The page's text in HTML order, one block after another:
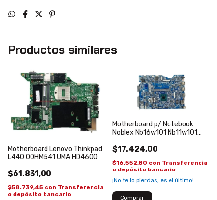
Productos similares
Motherboard Lenovo Thinkpad
L440 00HM541 UMA HD4600
$61.831,00
$58.739,45 con Transferencia
o depósito bancario
Motherboard p/ Notebook
Noblex Nb16w101 Nb11w101
$17.424,00
$16.552,80 con Transferencia
o depósito bancario
¡No te lo pierdas, es el último!